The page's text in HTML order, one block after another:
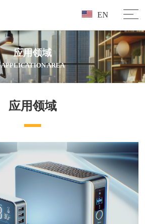
EN
应用领域
APPLICATION AREA
应用领域